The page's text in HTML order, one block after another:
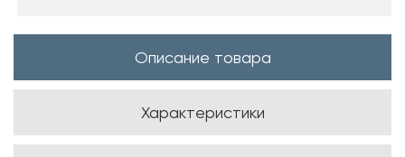
Описание товара
Характеристики